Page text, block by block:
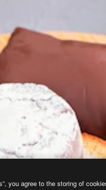
you agree to the storing of